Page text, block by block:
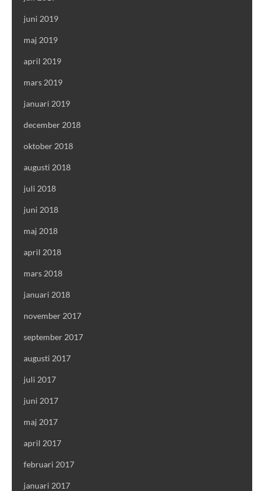
juni 2019
maj 2019
april 2019
mars 2019
januari 2019
december 2018
oktober 2018
augusti 2018
juli 2018
juni 2018
maj 2018
april 2018
mars 2018
januari 2018
november 2017
september 2017
augusti 2017
juli 2017
juni 2017
maj 2017
april 2017
februari 2017
januari 2017